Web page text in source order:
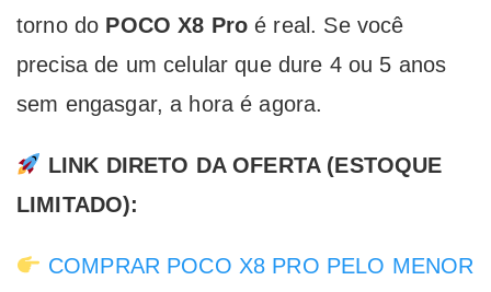
torno do POCO X8 Pro é real. Se você
precisa de um celular que dure 4 ou 5 anos
sem engasgar, a hora é agora.
LINK DIRETO DA OFERTA (ESTOQUE
LIMITADO):
COMPRAR POCO X8 PRO PELO MENOR